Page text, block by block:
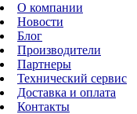
О компании
Новости
Блог
Производители
Партнеры
Технический сервис
Доставка и оплата
Контакты